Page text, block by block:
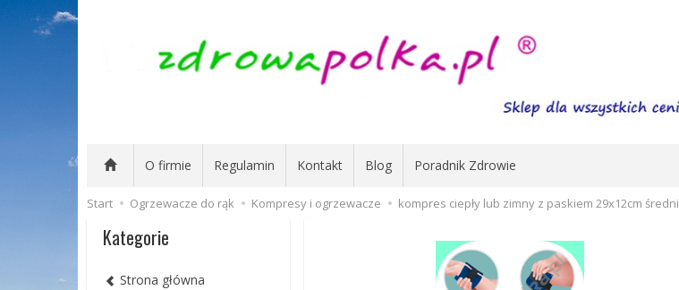
O firmie Regulamin Kontakt Blog Poradnik Zdrowie
Start Ogrzewacze do rąk Kompresy i ogrzewacze kompres ciepły lub zimny z paskiem 29x12cm średni
Kategorie
Strona główna